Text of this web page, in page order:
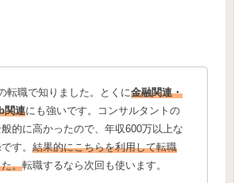
転職で知りました。とくに金融関連・
関連にも強いです。コンサルタントの
的に高かったので、年収600万以上な
す。 結果的にこちらを利用して転職
。転職するなら次回も使います。